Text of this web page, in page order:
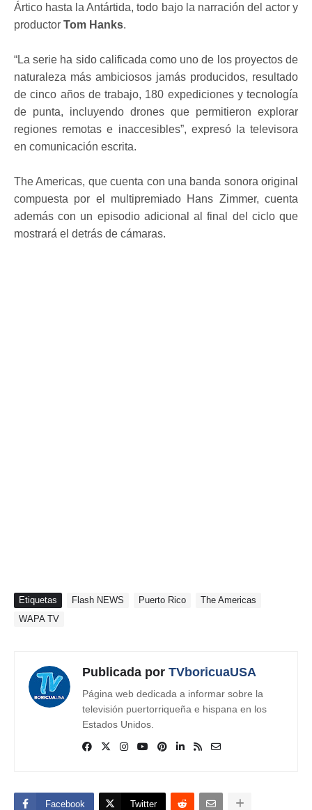
Ártico hasta la Antártida, todo bajo la narración del actor y
productor Tom Hanks.
“La serie ha sido calificada como uno de los proyectos de
naturaleza más ambiciosos jamás producidos, resultado
de cinco años de trabajo, 180 expediciones y tecnología
de punta, incluyendo drones que permitieron explorar
regiones remotas e inaccesibles”, expresó la televisora
en comunicación escrita.
The Americas, que cuenta con una banda sonora original
compuesta por el multipremiado Hans Zimmer, cuenta
además con un episodio adicional al final del ciclo que
mostrará el detrás de cámaras.
Etiquetas Flash NEWS Puerto Rico
The Americas
WAPA TV
Publicada por TVboricuaUSA
Página web dedicada a informar sobre la
televisión puertorriqueña e hispana en los
Estados Unidos.
Facebook Twitter